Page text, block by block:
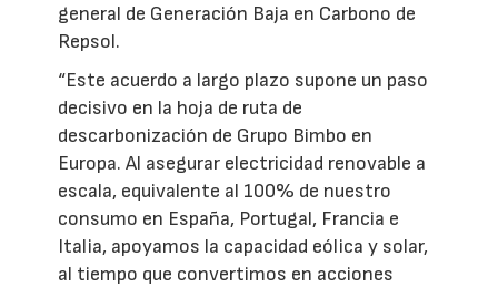
general de Generación Baja en Carbono de
Repsol.
“Este acuerdo a largo plazo supone un paso
decisivo en la hoja de ruta de
descarbonización de Grupo Bimbo en
Europa. Al asegurar electricidad renovable a
escala, equivalente al 100% de nuestro
consumo en España, Portugal, Francia e
Italia, apoyamos la capacidad eólica y solar,
al tiempo que convertimos en acciones